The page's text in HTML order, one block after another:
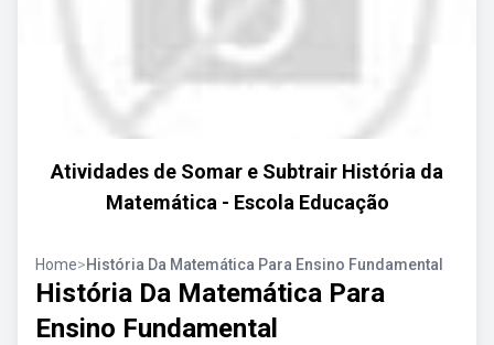
Atividades de Somar e Subtrair História da
Matemática - Escola Educação
Home>História Da Matemática Para Ensino Fundamental
História Da Matemática Para
Ensino Fundamental